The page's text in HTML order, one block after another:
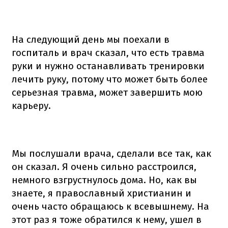
На следующий день мы поехали в
госпиталь и врач сказал, что есть травма
руки и нужно останавливать тренировки
лечить руку, потому что может быть более
серьезная травма, может завершить мою
карьеру.
Мы послушали врача, сделали все так, как
он сказал. Я очень сильно расстроился,
немного взгрустнулось дома. Но, как вы
знаете, я православный христианин и
очень часто обращаюсь к всевышнему. На
этот раз я тоже обратился к нему, ушел в